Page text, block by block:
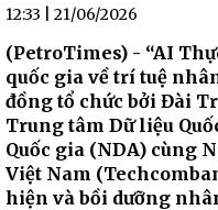
12:33 | 21/06/2026
(PetroTimes) - “AI
quốc gia về trí tuệ
đồng tổ chức bởi Đài
Trung tâm Dữ liệu
Quốc gia (NDA) cùng
Việt Nam
hiện và bồi dưỡng